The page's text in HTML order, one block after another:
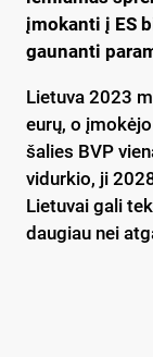
įmokanti į ES
gaunanti
Lietuva 2023
eurų, o
šalies BVP
vidurkio, ji
Lietuvai gali
daugiau nei